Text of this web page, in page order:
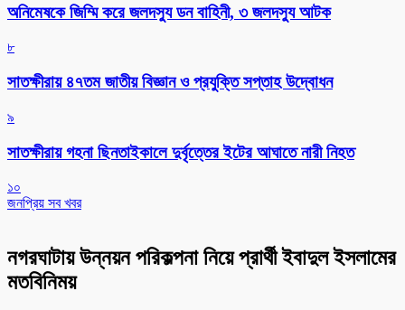
অনিমেষকে জিম্মি করে জলদস্যু ডন বাহিনী, ৩ জলদস্যু আটক
৮
সাতক্ষীরায় ৪৭তম জাতীয় বিজ্ঞান ও প্রযুক্তি সপ্তাহ উদ্বোধন
৯
সাতক্ষীরায় গহনা ছিনতাইকালে দুর্বৃত্তের ইটের আঘাতে নারী নিহত
১০
জনপ্রিয় সব খবর
নগরঘাটায় উন্নয়ন পরিকল্পনা নিয়ে প্রার্থী ইবাদুল ইসলামের
মতবিনিময়